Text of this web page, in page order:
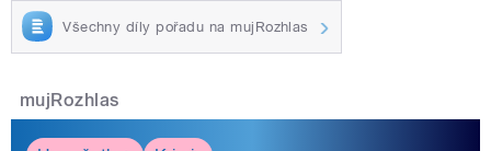
Všechny díly pořadu na mujRozhlas
mujRozhlas